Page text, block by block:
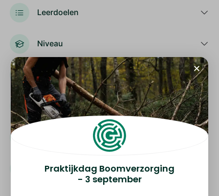
Leerdoelen
Niveau
Studieduur
Kwalificatie
Toelatingseisen
Praktijkdag Boomverzorging
- 3 september